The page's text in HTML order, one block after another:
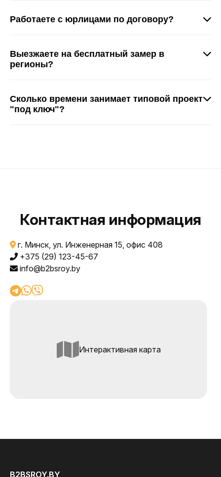
модернизация и капремонт. Обеспечиваем
Работаете с юрлицами по договору?
работаем с НДС, возможна отсрочка платежа 30
дней после подписания актов.
Выезжаете на бесплатный замер в
регионы?
замеры, консультируем, готовим предварительную
смету.
Сколько времени занимает типовой проект
"под ключ"?
Контактная информация
г. Минск, ул. Инженерная 15, офис 408
+375 (29) 123-45-67
info@b2bsroy.by
Интерактивная карта
B2BSROY.BY